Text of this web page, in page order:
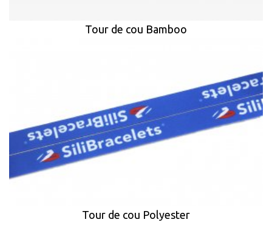
Tour de cou Bamboo
Tour de cou Polyester